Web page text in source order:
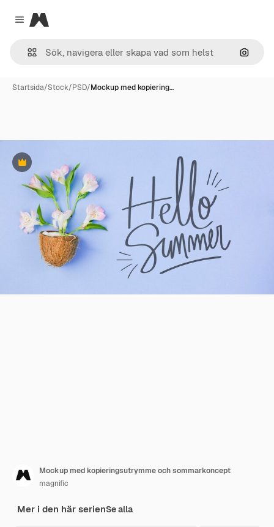
Close menu
Magnific
Sök
Startsida/Stock/PSD/Mockup med kopiering…
Premie
Mockup med kopieringsutrymme och sommarkoncept
magnific
Mer i den här serienSe alla